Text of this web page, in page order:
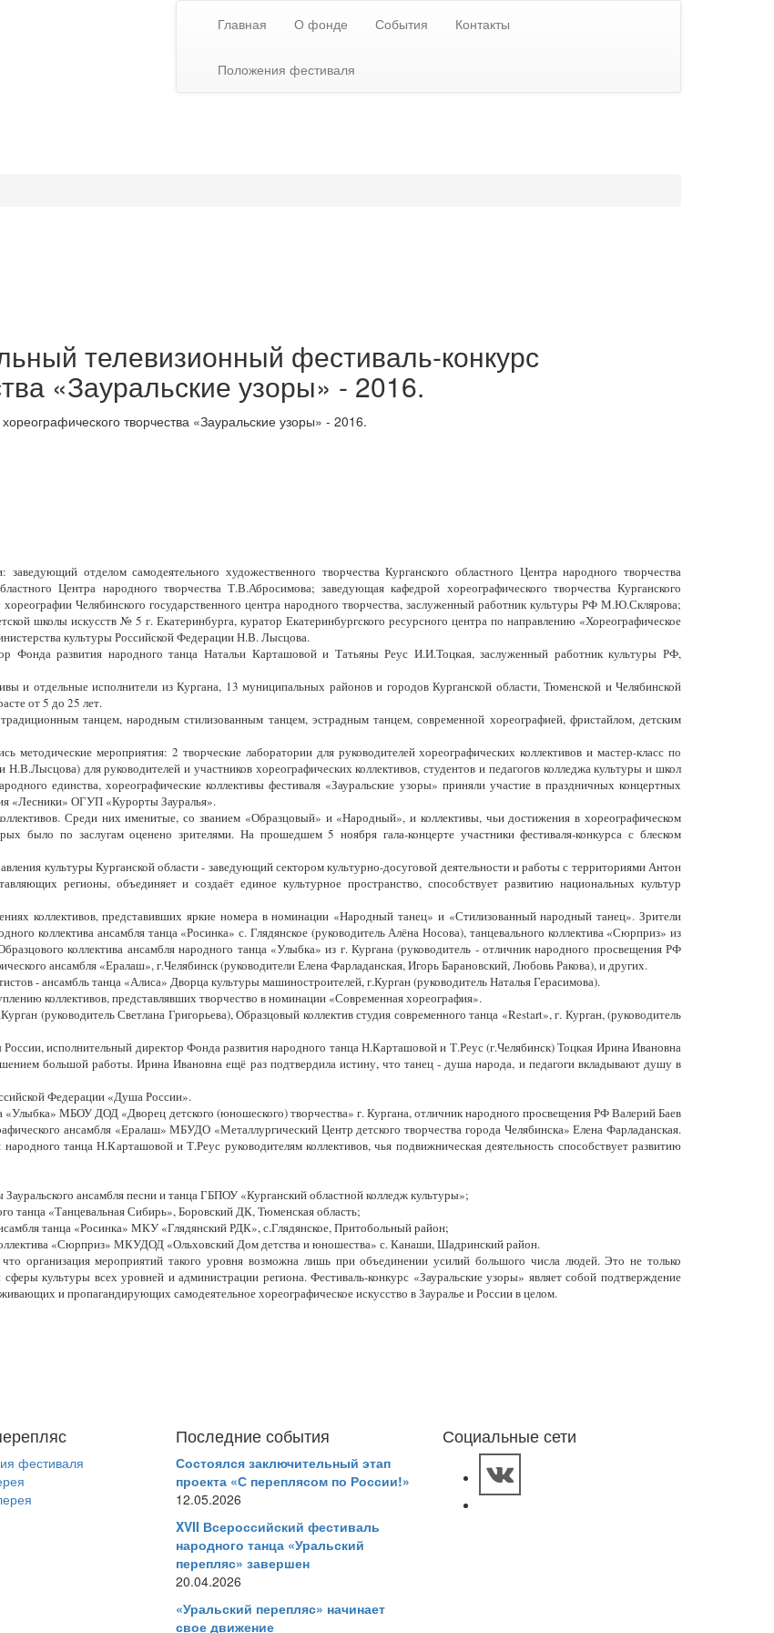
Главная О фонде События Контакты
Положения фестиваля
телевизионный фестиваль-конкурс
«Зауральские узоры» - 2016.
отделом самодеятельного художественного творчества Курганского областного Центра народного творчества
Центра народного творчества Т.В.Абросимова; заведующая кафедрой хореографического творчества Курганского
Челябинского государственного центра народного творчества, заслуженный работник культуры РФ М.Ю.Склярова;
школы искусств № 5 г. Екатеринбурга, куратор Екатеринбургского ресурсного центра по направлению «Хореографическое
культуры Российской Федерации Н.В. Лысцова.
Фонда развития народного танца Натальи Карташовой и Татьяны Реус И.И.Тоцкая, заслуженный работник культуры РФ,
и отдельные исполнители из Кургана, 13 муниципальных районов и городов Курганской области, Тюменской и Челябинской
от 5 до 25 лет.
танцем, народным стилизованным танцем, эстрадным танцем, современной хореографией, фристайлом, детским
методические мероприятия: 2 творческие лаборатории для руководителей хореографических коллективов и мастер-класс по
для руководителей и участников хореографических коллективов, студентов и педагогов колледжа культуры и школ
единства, хореографические коллективы фестиваля «Зауральские узоры» приняли участие в праздничных концертных
«Лесники» ОГУП «Курорты Зауралья».
Среди них именитые, со званием «Образцовый» и «Народный», и коллективы, чьи достижения в хореографическом
было по заслугам оценено зрителями. На прошедшем 5 ноября гала-концерте участники фестиваля-конкурса с блеском
культуры Курганской области - заведующий сектором культурно-досуговой деятельности и работы с территориями Антон
регионы, объединяет и создаёт единое культурное пространство, способствует развитию национальных культур
коллективов, представивших яркие номера в номинации «Народный танец» и «Стилизованный народный танец». Зрители
коллектива ансамбля танца «Росинка» с. Глядянское (руководитель Алёна Носова), танцевального коллектива «Сюрприз» из
коллектива ансамбля народного танца «Улыбка» из г. Кургана (руководитель - отличник народного просвещения РФ
ансамбля «Ералаш», г.Челябинск (руководители Елена Фарладанская, Игорь Барановский, Любовь Ракова), и других.
- ансамбль танца «Алиса» Дворца культуры машиностроителей, г.Курган (руководитель Наталья Герасимова).
коллективов, представлявших творчество в номинации «Современная хореография».
(руководитель Светлана Григорьева), Образцовый коллектив студия современного танца «Restart», г. Курган, (руководитель
исполнительный директор Фонда развития народного танца Н.Карташовой и Т.Реус (г.Челябинск) Тоцкая Ирина Ивановна
большой работы. Ирина Ивановна ещё раз подтвердила истину, что танец - душа народа, и педагоги вкладывают душу в
Федерации «Душа России».
«Улыбка» МБОУ ДОД «Дворец детского (юношеского) творчества» г. Кургана, отличник народного просвещения РФ Валерий Баев
ансамбля «Ералаш» МБУДО «Металлургический Центр детского творчества города Челябинска» Елена Фарладанская.
танца Н.Карташовой и Т.Реус руководителям коллективов, чья подвижническая деятельность способствует развитию
ансамбля песни и танца ГБПОУ «Курганский областной колледж культуры»;
танца «Танцевальная Сибирь», Боровский ДК, Тюменская область;
танца «Росинка» МКУ «Глядянский РДК», с.Глядянское, Притобольный район;
«Сюрприз» МКУДОД «Ольховский Дом детства и юношества» с. Канаши, Шадринский район.
организация мероприятий такого уровня возможна лишь при объединении усилий большого числа людей. Это не только
культуры всех уровней и администрации региона. Фестиваль-конкурс «Зауральские узоры» являет собой подтверждение
и пропагандирующих самодеятельное хореографическое искусство в Зауралье и России в целом.
фестиваля
Последние события
Состоялся заключительный этап
проекта «С переплясом по России!»
12.05.2026
XVII Всероссийский фестиваль
народного танца «Уральский
перепляс» завершен
20.04.2026
«Уральский перепляс» начинает
свое движение
Социальные сети